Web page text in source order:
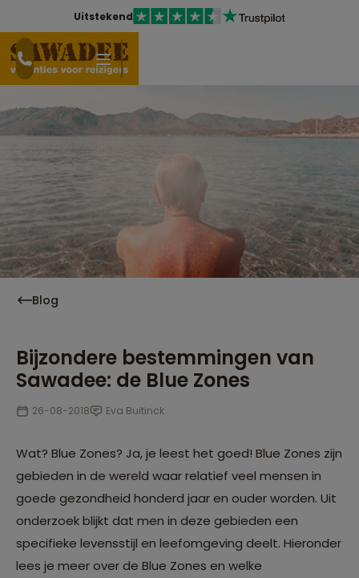
Uitstekend
Blog
Bijzondere bestemmingen van
Sawadee: de Blue Zones
26-08-2018 Eva Buitinck
Wat? Blue Zones? Ja, je leest het goed! Blue Zones zijn
gebieden in de wereld waar relatief veel mensen in
goede gezondheid honderd jaar en ouder worden. Uit
onderzoek blijkt dat men in deze gebieden een
specifieke levensstijl en leefomgeving deelt. Hieronder
lees je meer over de Blue Zones en welke